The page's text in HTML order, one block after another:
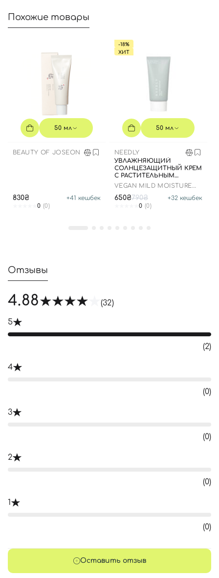
Похожие товары
50 мл
BEAUTY OF JOSEON
830₴ +41 кешбек
0 (0)
-18%
ХИТ
50 мл
NEEDLY
УВЛАЖНЯЮЩИЙ
СОЛНЦЕЗАЩИТНЫЙ КРЕМ
С РАСТИТЕЛЬНЫМ
СКВАЛАНОМ, 50 МЛ
VEGAN MILD MOISTURE
650₴790₴ +32 кешбек
0 (0)
Отзывы
4.88 (32)
5
(2)
4
(0)
3
(0)
2
(0)
1
(0)
Оставить отзыв
Регистрация
Номер телефона
Отправляя форму для авторизации/регистрации, вы
принимаете условия
Пользовательские соглашения
Войти с помощью e-mail